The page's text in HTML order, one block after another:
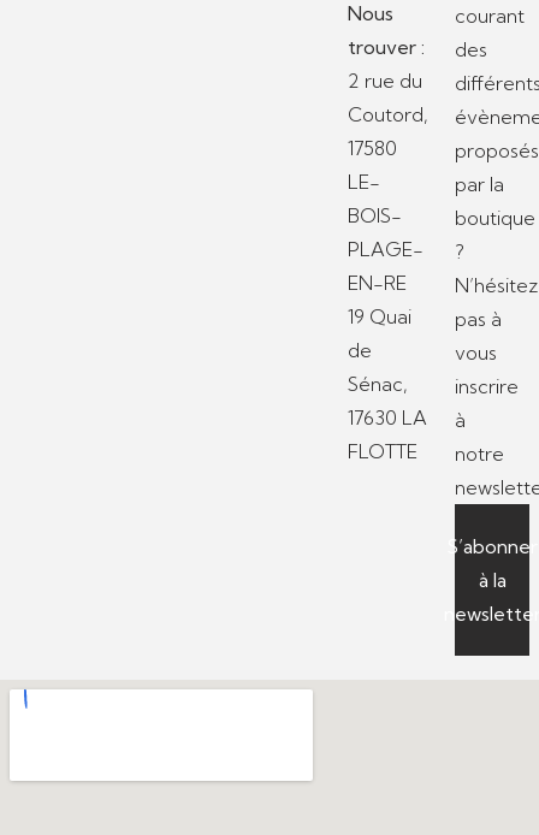
Nous
trouver :
2 rue du
Coutord,
17580
LE-
BOIS-
PLAGE-
EN-RE
19 Quai
de
Sénac,
17630 LA
FLOTTE
courant
des
proposés
par la
boutique
?
N’hésitez
pas à
vous
inscrire
à
notre
S’abonner
à la